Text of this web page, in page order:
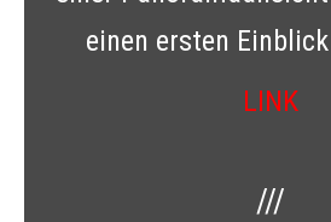
einen ersten
LINK
///